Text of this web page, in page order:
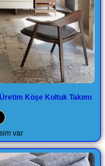
Köşe Koltuk Takımı
var